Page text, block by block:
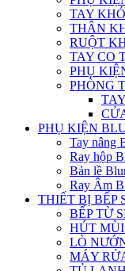
TAY
THÂN
RUỘT
TAY CO
PHỤ
PHÒNG
PHỤ KIỆN
Tay nâng
Ray hộp
Bản lề
Ray Âm
THIẾT BỊ BẾP
BẾP TỪ
HÚT MÙI
LÒ
MÁY